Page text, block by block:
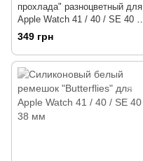
прохлада" разноцветный для
Apple Watch 41 / 40 / SE 40 /
38 мм + резинка для волос
349 грн